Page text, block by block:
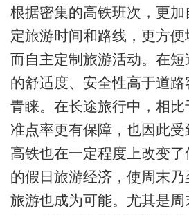
根据密集的高铁班次，更
定旅游时间和路线，更方
而自主定制旅游活动。在
的舒适度、安全性高于道
青睐。在长途旅行中，相
准点率更有保障，也因此受
高铁也在一定程度上改变
的假日旅游经济，使周末
旅游也成为可能。尤其是